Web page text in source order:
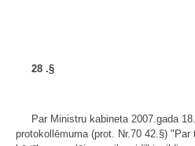
28 .§
Par Ministru kabineta 2007.gada
protokollēmuma (prot. Nr.70 42.§)